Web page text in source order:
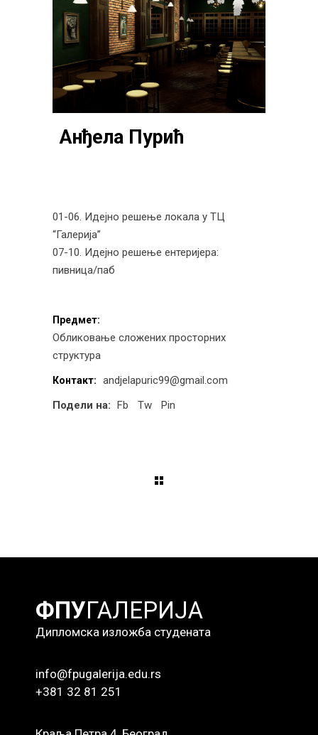
Анђела Пурић
01-06. Идејно решење локала у ТЦ
“Галерија”
07-10. Идејно решење ентеријера:
пивница/паб
Предмет:
Обликовање сложених просторних
структура
Контакт:
andjelapuric99@gmail.com
Подели на: Fb Tw Pin
ФПУГАЛЕРИЈА
Дипломска изложба студената
info@fpugalerija.edu.rs
+381 32 81 251